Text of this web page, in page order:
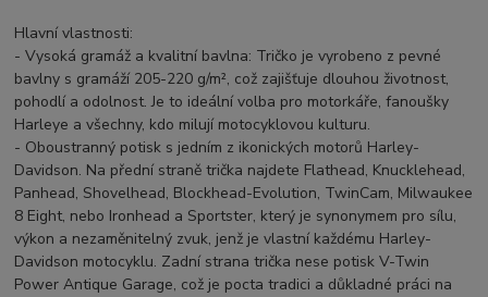
Hlavní vlastnosti:
- Vysoká gramáž a kvalitní bavlna: Tričko je vyrobeno z pevné
bavlny s gramáží 205-220 g/m², což zajišťuje dlouhou životnost,
pohodlí a odolnost. Je to ideální volba pro motorkáře, fanoušky
Harleye a všechny, kdo milují motocyklovou kulturu.
- Oboustranný potisk s jedním z ikonických motorů Harley-
Davidson. Na přední straně trička najdete Flathead, Knucklehead,
Panhead, Shovelhead, Blockhead-Evolution, TwinCam, Milwaukee
8 Eight, nebo Ironhead a Sportster, který je synonymem pro sílu,
výkon a nezaměnitelný zvuk, jenž je vlastní každému Harley-
Davidson motocyklu. Zadní strana trička nese potisk V-Twin
Power Antique Garage, což je pocta tradici a důkladné práci na